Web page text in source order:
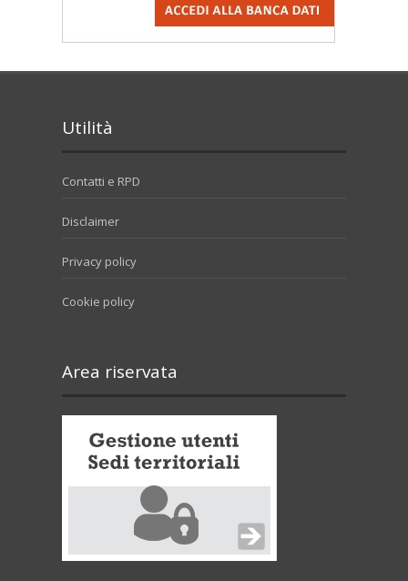
Utilità
Contatti e RPD
Disclaimer
Privacy policy
Cookie policy
Area riservata